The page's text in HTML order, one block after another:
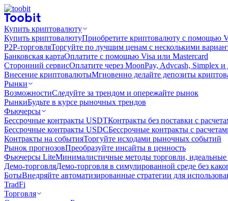
Купить криптовалюту
Купить криптовалютуПриобретите криптовалюту с помощью
P2P-торговляТоргуйте по лучшим ценам с несколькими
Банковская картаОплатите с помощью Visa или Mastercard
Сторонний сервисОплатите через MoonPay, Advcash, Simplex и
Внесение криптовалютыМгновенно делайте депозиты
Рынки
ВозможностиСледуйте за трендом и опережайте рынок
РынкиБудьте в курсе рыночных трендов
Фьючерсы
Бессрочные контракты USDTКонтракты без поставки с
Бессрочные контракты USDCБессрочные контракты с
Контракты на событияТоргуйте исходами рыночных событий
Рынок прогнозовПреобразуйте инсайты в ценность
Фьючерсы LiteМинималистичные методы торговли, идеальные
Демо-торговляДемо-торговля в симулированной среде без
БотыВнедряйте автоматизированные стратегии для
TradFi
Торговля